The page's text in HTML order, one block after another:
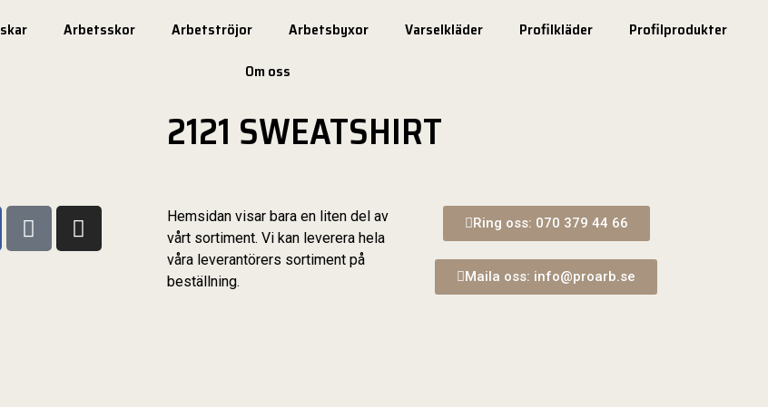
Arbetsskor Arbetströjor Arbetsbyxor Varselkläder Profilkläder
Profilprodukter
Om oss
2121 SWEATSHIRT
Hemsidan visar bara en liten del av
vårt sortiment. Vi kan leverera hela
våra leverantörers sortiment på
beställning.
Ring oss: 070 379 44 66
Maila oss: info@proarb.se